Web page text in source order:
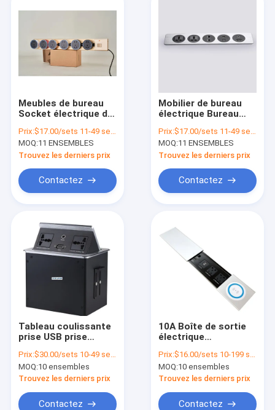
Meubles de bureau
Socket électrique de
Type C
Prix:$17.00/sets 11-49 sets
MOQ:11 ENSEMBLES
Trouvez les derniers prix
Contactez
Mobilier de bureau
électrique Bureau
avec USB 220V
Prix:$17.00/sets 11-49 sets
MOQ:11 ENSEMBLES
Trouvez les derniers prix
Contactez
Tableau coulissante
prise USB prise
Prix:$30.00/sets 10-49 sets
MOQ:10 ensembles
Trouvez les derniers prix
Contactez
10A Boîte de sortie
électrique
coulissante
Prix:$16.00/sets 10-199 sets
MOQ:10 ensembles
Trouvez les derniers prix
Contactez